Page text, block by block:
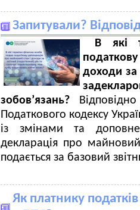
Запитували?
В які
доходи за
зобов’язань?
Податкового кодексу
із змінами та
декларація про
подається за базовий
Як платнику